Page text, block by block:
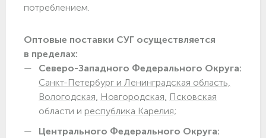
потреблением.
Оптовые поставки СУГ осуществляется
в пределах:
Северо-Западного Федерального Округа:
Санкт-Петербург и Ленинградская область,
Вологодская, Новгородская, Псковская
области и республика Карелия;
Центрального Федерального Округа: